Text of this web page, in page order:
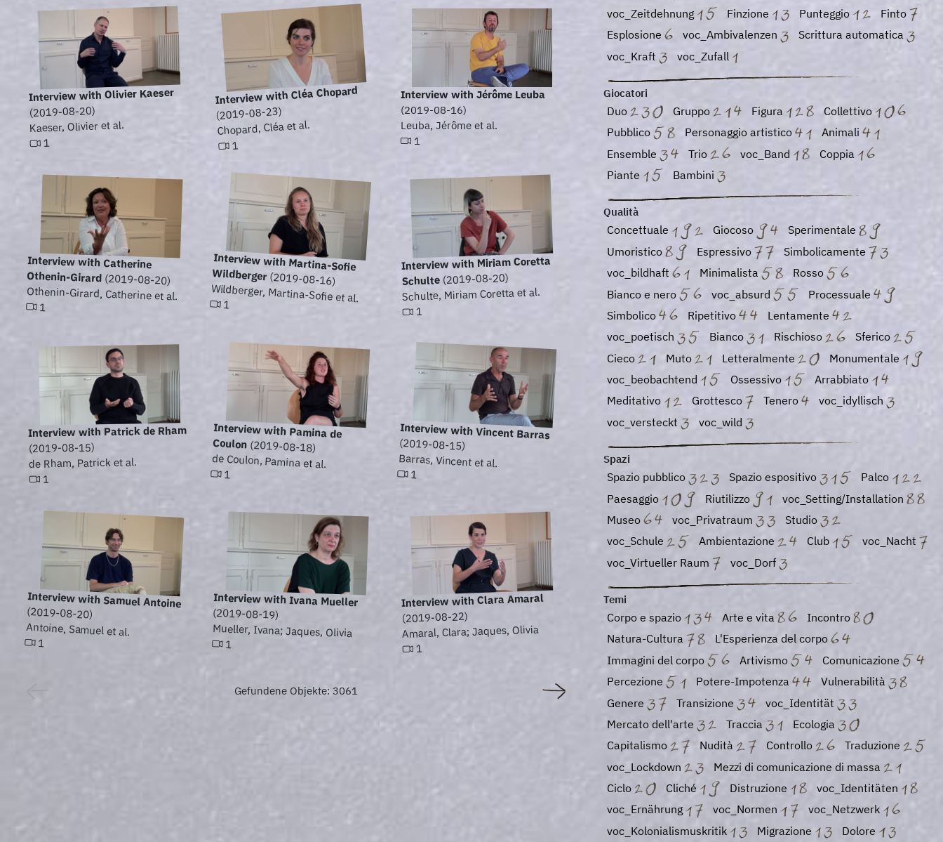
Interview with Olivier Kaeser
(2019-08-20)
Kaeser, Olivier et al.
1
Interview with Cléa Chopard
(2019-08-23)
Chopard, Cléa et al.
1
Interview with Jérôme Leuba
(2019-08-16)
Leuba, Jérôme et al.
1
Interview with Catherine
Othenin-Girard (2019-08-20)
Othenin-Girard, Catherine et al.
1
Interview with Martina-Sofie
Wildberger(2019-08-16)
Wildberger, Martina-Sofie et al.
1
Interview with Miriam Coretta
Schulte(2019-08-20)
Schulte, Miriam Coretta et al.
1
Interview with Patrick de Rham
(2019-08-15)
de Rham, Patrick et al.
1
Interview with Pamina de
Coulon(2019-08-18)
de Coulon, Pamina et al.
1
Interview with Vincent Barras
(2019-08-15)
Barras, Vincent et al.
1
Interview with Samuel Antoine
(2019-08-20)
Antoine, Samuel et al.
1
Interview with Ivana Mueller
(2019-08-19)
Mueller, Ivana; Jaques, Olivia
1
Interview with Clara Amaral
(2019-08-22)
Amaral, Clara; Jaques, Olivia
1
Gefundene Objekte: 3061
voc_Zeitdehnung
Finzione Punteggio
Finto
Esplosione
voc_Ambivalenzen
Scrittura automatica
voc_Kraft
voc_Zufall
Giocatori
Duo Gruppo Figura
Collettivo
Pubblico
Personaggio artistico
Animali
Ensemble
Trio voc_Band
Coppia
Piante
Bambini
Qualità
Concettuale Giocoso
Sperimentale
Umoristico
Espressivo
Simbolicamente
voc_bildhaft
Minimalista
Rosso
Bianco e nero
voc_absurd
Processuale
Simbolico
Ripetitivo
Lentamente
voc_poetisch
Bianco Rischioso
Sferico
Cieco
Muto Letteralmente
Monumentale
voc_beobachtend
Ossessivo
Arrabbiato
Meditativo
Grottesco Tenero
voc_idyllisch
voc_versteckt
voc_wild
Spazi
Spazio pubblico Spazio espositivo
Palco
Paesaggio
Riutilizzo
voc_Setting/Installation
Museo
voc_Privatraum
Studio
voc_Schule
Ambientazione Club
voc_Nacht
voc_Virtueller Raum
voc_Dorf
Temi
Corpo e spazio Arte e vita
Incontro
Natura-Cultura
L'Esperienza del corpo
Immagini del corpo
Artivismo
Comunicazione
Percezione
Potere-Impotenza
Vulnerabilità
Genere
Transizione
voc_Identität
Mercato dell'arte
Traccia
Ecologia
Capitalismo
Nudità Controllo
Traduzione
voc_Lockdown
Mezzi di comunicazione di massa
Ciclo
Cliché Distruzione
voc_Identitäten
voc_Ernährung
voc_Normen
voc_Netzwerk
voc_Kolonialismuskritik
Migrazione Dolore